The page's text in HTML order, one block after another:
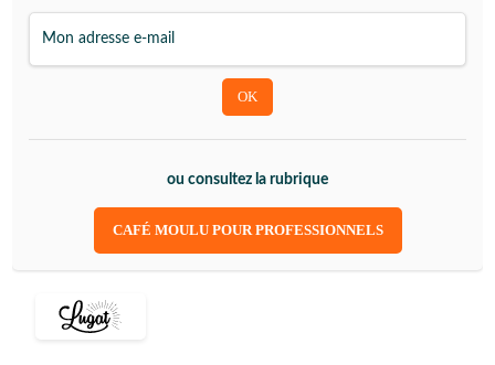
ou consultez la rubrique
CAFÉ MOULU POUR PROFESSIONNELS